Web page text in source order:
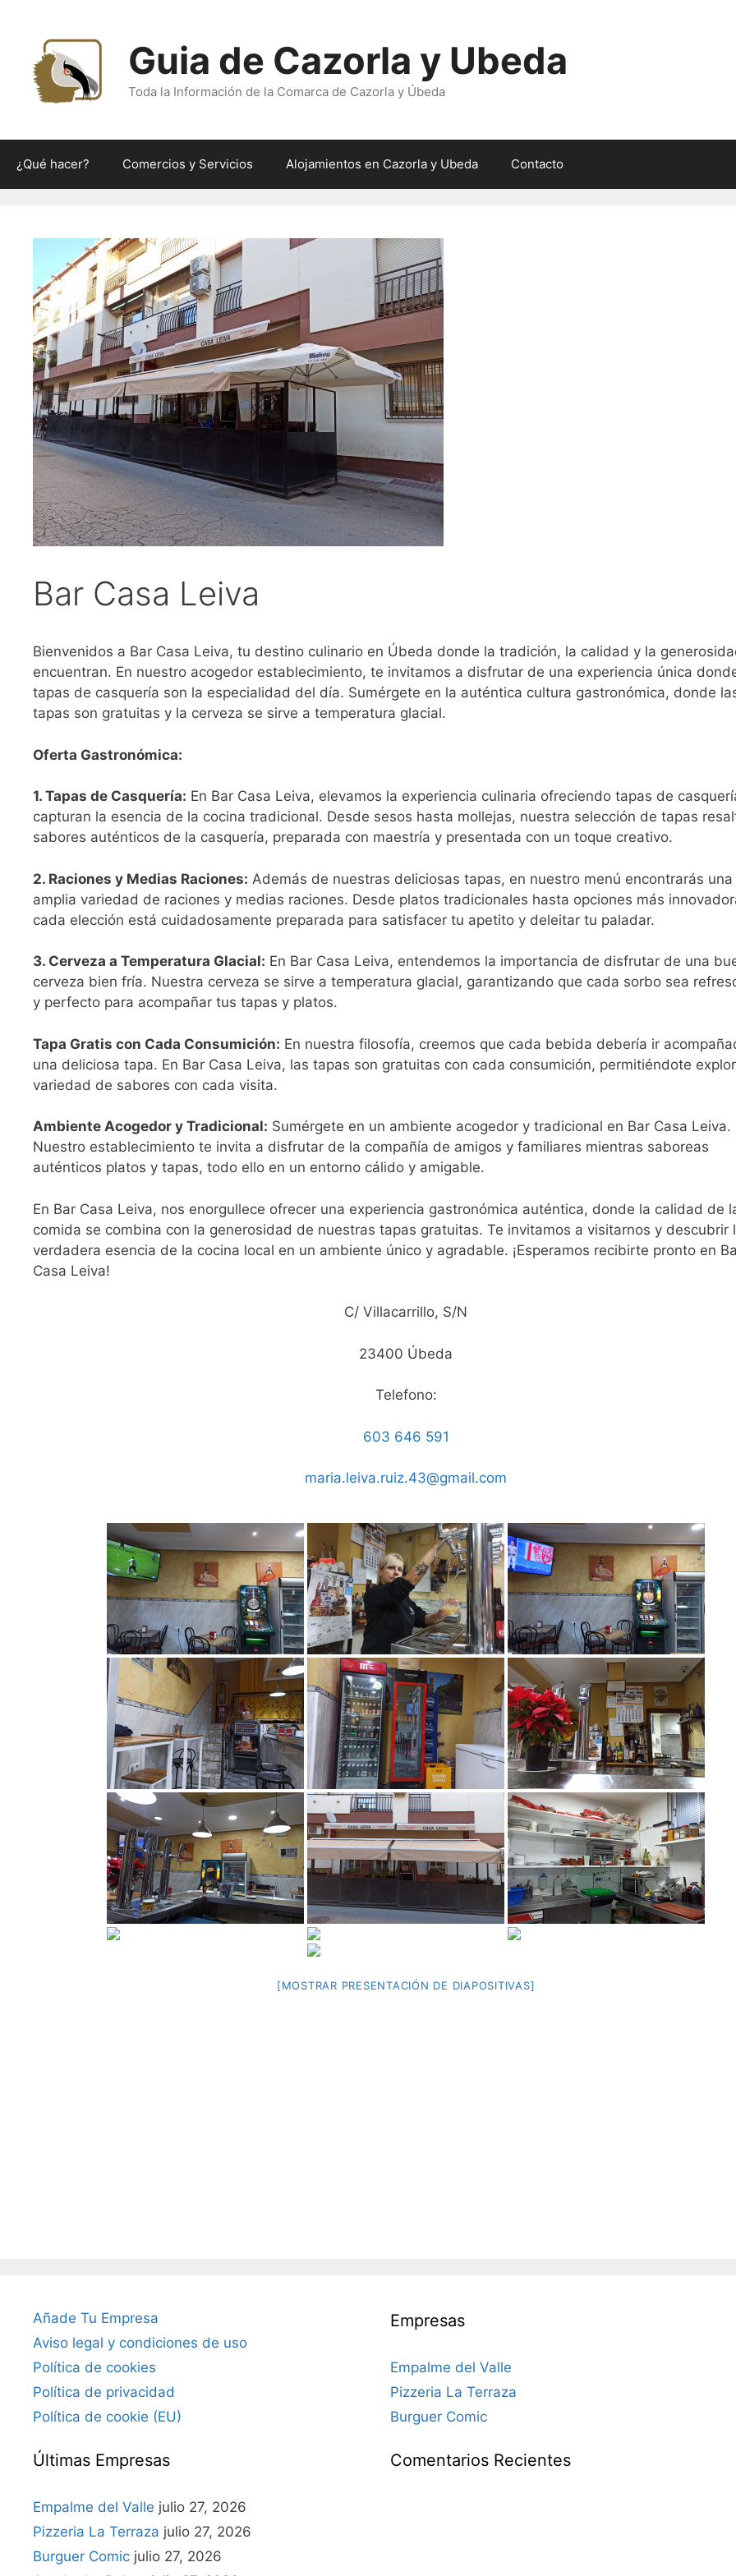
contenido
Guia de Cazorla y Ubeda
Toda la Información de la Comarca de Cazorla y Úbeda
¿Qué hacer? Comercios y Servicios Alojamientos en Cazorla y Ubeda Contacto
Bar Casa Leiva
Bienvenidos a Bar Casa Leiva, tu destino culinario en Úbeda donde la tradición, la calidad y la
encuentran. En nuestro acogedor establecimiento, te invitamos a disfrutar de una experiencia única
tapas de casquería son la especialidad del día. Sumérgete en la auténtica cultura gastronómica, donde
tapas son gratuitas y la cerveza se sirve a temperatura glacial.
Oferta Gastronómica:
1. Tapas de Casquería: En Bar Casa Leiva, elevamos la experiencia culinaria ofreciendo tapas de
capturan la esencia de la cocina tradicional. Desde sesos hasta mollejas, nuestra selección de tapas
sabores auténticos de la casquería, preparada con maestría y presentada con un toque creativo.
2. Raciones y Medias Raciones: Además de nuestras deliciosas tapas, en nuestro menú encontrarás una
amplia variedad de raciones y medias raciones. Desde platos tradicionales hasta opciones más
cada elección está cuidadosamente preparada para satisfacer tu apetito y deleitar tu paladar.
3. Cerveza a Temperatura Glacial: En Bar Casa Leiva, entendemos la importancia de disfrutar de una
cerveza bien fría. Nuestra cerveza se sirve a temperatura glacial, garantizando que cada sorbo sea
y perfecto para acompañar tus tapas y platos.
Tapa Gratis con Cada Consumición: En nuestra filosofía, creemos que cada bebida debería ir
una deliciosa tapa. En Bar Casa Leiva, las tapas son gratuitas con cada consumición, permitiéndote
variedad de sabores con cada visita.
Ambiente Acogedor y Tradicional: Sumérgete en un ambiente acogedor y tradicional en Bar Casa Leiva.
Nuestro establecimiento te invita a disfrutar de la compañía de amigos y familiares mientras saboreas
auténticos platos y tapas, todo ello en un entorno cálido y amigable.
En Bar Casa Leiva, nos enorgullece ofrecer una experiencia gastronómica auténtica, donde la calidad de
comida se combina con la generosidad de nuestras tapas gratuitas. Te invitamos a visitarnos y descubrir
verdadera esencia de la cocina local en un ambiente único y agradable. ¡Esperamos recibirte pronto en
Casa Leiva!
C/ Villacarrillo, S/N
23400 Úbeda
Telefono:
603 646 591
maria.leiva.ruiz.43@gmail.com
[MOSTRAR PRESENTACIÓN DE DIAPOSITIVAS]
Añade Tu Empresa
Aviso legal y condiciones de uso
Política de cookies
Política de privacidad
Política de cookie (EU)
Últimas Empresas
Empalme del Valle julio 27, 2026
Pizzeria La Terraza julio 27, 2026
Burguer Comic julio 27, 2026
Empresas
Empalme del Valle
Pizzeria La Terraza
Burguer Comic
Comentarios Recientes